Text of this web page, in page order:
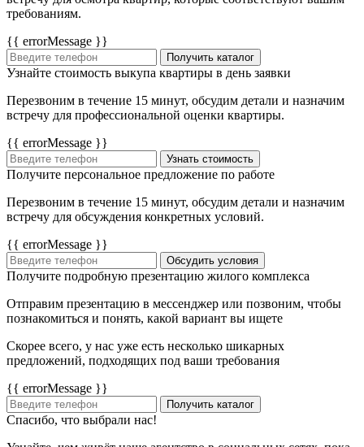
требованиям.
{{ errorMessage }}
Получить каталог
Узнайте стоимость выкупа квартиры в день заявки
Перезвоним в течение 15 минут, обсудим детали и назначим
встречу для профессиональной оценки квартиры.
{{ errorMessage }}
Узнать стоимость
Получите персональное предложение по работе
Перезвоним в течение 15 минут, обсудим детали и назначим
встречу для обсуждения конкретных условий.
{{ errorMessage }}
Обсудить условия
Получите подробную презентацию жилого комплекса
Отправим презентацию в мессенджер или позвоним, чтобы
познакомиться и понять, какой вариант вы ищете
Скорее всего, у нас уже есть несколько шикарных
предложений, подходящих под ваши требования
{{ errorMessage }}
Получить каталог
Спасибо, что выбрали нас!